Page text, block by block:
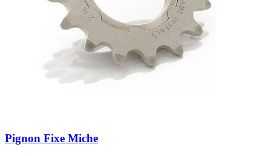
Pignon Fixe Miche